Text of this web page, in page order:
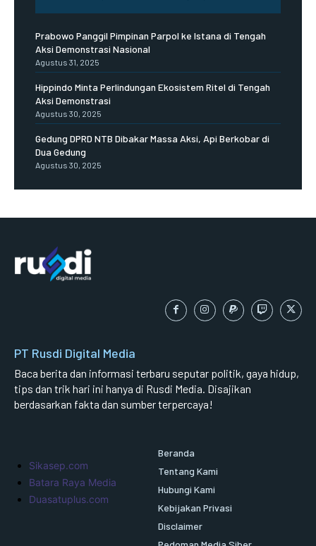
Prabowo Panggil Pimpinan Parpol ke Istana di Tengah
Aksi Demonstrasi Nasional
Agustus 31, 2025
Hippindo Minta Perlindungan Ekosistem Ritel di Tengah
Aksi Demonstrasi
Agustus 30, 2025
Gedung DPRD NTB Dibakar Massa Aksi, Api Berkobar di
Dua Gedung
Agustus 30, 2025
PT Rusdi Digital Media
Baca berita dan informasi terbaru seputar politik, gaya hidup,
tips dan trik hari ini hanya di Rusdi Media. Disajikan
berdasarkan fakta dan sumber terpercaya!
Sikasep.com
Batara Raya Media
Duasatuplus.com
Beranda
Tentang Kami
Hubungi Kami
Kebijakan Privasi
Disclaimer